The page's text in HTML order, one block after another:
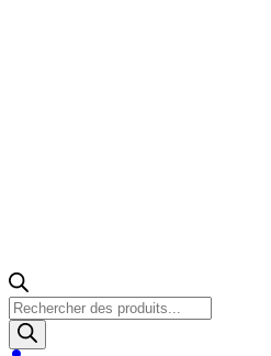
Recherche
de
produits